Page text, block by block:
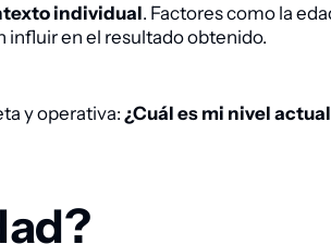
individual. Factores como la
influir en el resultado obtenido.
y operativa: ¿Cuál es mi nivel